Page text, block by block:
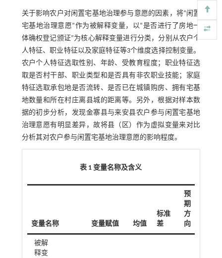
关于影响农户对闲置宅基地治理参与意愿的因素，将“闲置
宅基地治理意愿”作为被解释变量，以“是否进行了房地一
体确权登记颁证”为核心解释变量进行分类，分别从农户个
人特征、职业特征以及家庭特征等3个维度选择控制变量。
农户个人特征选取性别、年龄、受教育程度；职业特征选
取是否村干部、职业类型和是否具有非农职业技能；家庭
特征选取承包地是否流转、是否已在城镇购房、拥有宅基
地数量和所在村庄离县城的距离等。另外，根据对样本数
据的初步分析，发现金寨县与来安县农户参与闲置宅基地
治理意愿有明显差异，故将县（区）作为虚拟变量来对比
分析其对农户参与闲置宅基地治理意愿的影响程度。
表 1 变量名称及含义
变量名称 变量赋值 均值
标准
差
预
期
方
向
被解
释变